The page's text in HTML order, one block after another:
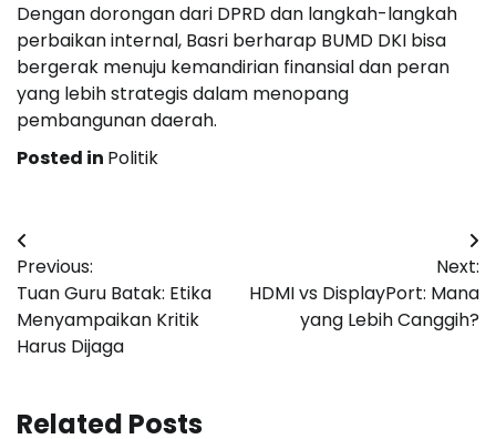
Dengan dorongan dari DPRD dan langkah-langkah
perbaikan internal, Basri berharap BUMD DKI bisa
bergerak menuju kemandirian finansial dan peran
yang lebih strategis dalam menopang
pembangunan daerah.
Posted in Politik
Post
navigation
Previous:
Tuan Guru Batak: Etika
Menyampaikan Kritik
Harus Dijaga
Next:
HDMI vs DisplayPort: Mana
yang Lebih Canggih?
Related Posts